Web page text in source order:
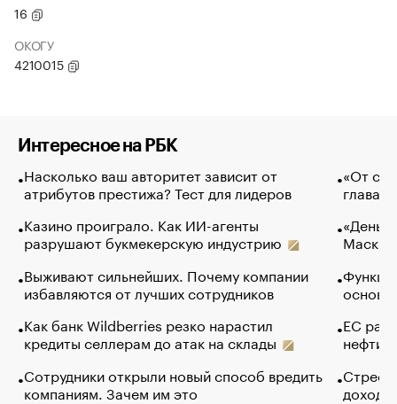
16
ОКОГУ
4210015
Интересное на РБК
Насколько ваш авторитет зависит от
атрибутов престижа? Тест для лидеров
Казино проиграло. Как ИИ-агенты
разрушают букмекерскую индустрию
Выживают сильнейших. Почему компании
избавляются от лучших сотрудников
Как банк Wildberries резко нарастил
кредиты селлерам до атак на склады
Сотрудники открыли новый способ вредить
компаниям. Зачем им это
«От
глава
Маск в
основ
ЕС
нефти